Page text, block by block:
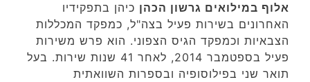
אלוף במילואים גרשון הכהן כיהן בתפקידיו
האחרונים בשירות פעיל בצה"ל, כמפקד המכללות
הצבאיות וכמפקד הגיס הצפוני. הוא פרש משירות
פעיל בספטמבר 2014, לאחר 41 שנות שירות‏. בעל
תואר שני בפילוסופיה ובספרות השוואתית